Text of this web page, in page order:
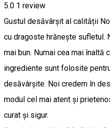
5.0 1 review
Gustul desăvârșit al calității
cu dragoste hrănește sufletul.
mai bun. Numai cea mai
ingrediente sunt folosite
desăvârșite. Noi credem în
modul cel mai atent și
curat și sigur.